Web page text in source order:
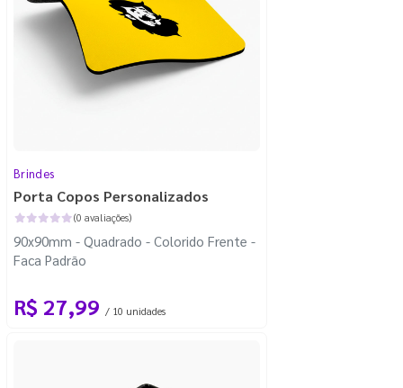
Brindes
Porta Copos Personalizados
(0 avaliações)
90x90mm - Quadrado - Colorido Frente -
Faca Padrão
R$ 27,99 / 10 unidades